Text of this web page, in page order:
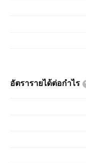
อัตรารายได้ต่อกำไร